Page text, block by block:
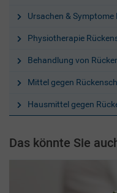
Ursachen & Symptome
Physiotherapie
Behandlung von
Mittel gegen
Hausmittel gegen
Das könnte Sie